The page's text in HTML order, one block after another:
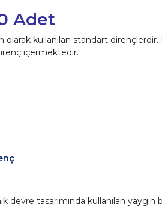
Adet
kullanılan standart dirençlerdir.
içermektedir.
tasarımında kullanılan yaygın